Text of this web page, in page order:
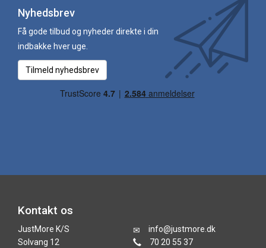
Nyhedsbrev
Få gode tilbud og nyheder direkte i din
indbakke hver uge.
Tilmeld nyhedsbrev
Kontakt os
JustMore K/S
Solvang 12
info@justmore.dk
70 20 55 37